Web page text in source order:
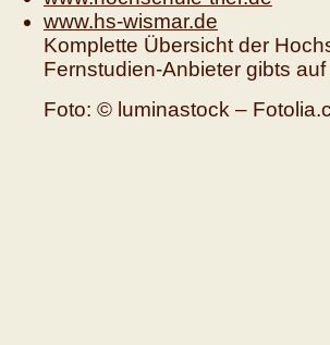
www.hs-wismar.de
Komplette Übersicht der
Fernstudien-Anbieter gibts auf
Foto: © luminastock –